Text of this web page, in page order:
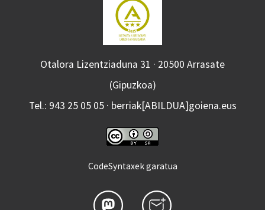
Otalora Lizentziaduna 31 · 20500 Arrasate
(Gipuzkoa)
Tel.: 943 25 05 05 · berriak[ABILDUA]goiena.eus
CodeSyntaxek garatua